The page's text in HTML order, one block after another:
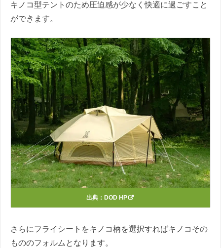
キノコ型テントのため圧迫感が少なく快適に過ごすこと
ができます。
出典： DOD HP
さらにフライシートをキノコ柄を選択すればキノコその
もののフォルムとなります。